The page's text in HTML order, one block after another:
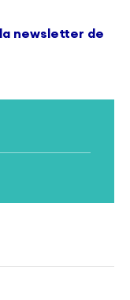
la newsletter de